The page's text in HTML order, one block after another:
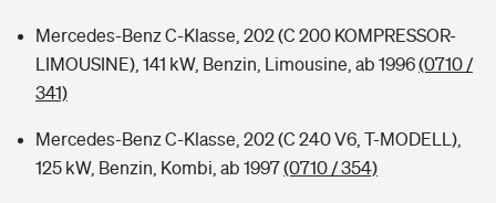
Mercedes-Benz C-Klasse, 202 (C 200 KOMPRESSOR-
LIMOUSINE), 141 kW, Benzin, Limousine, ab 1996(0710 /
341)
Mercedes-Benz C-Klasse, 202 (C 240 V6, T-MODELL),
125 kW, Benzin, Kombi, ab 1997(0710 / 354)